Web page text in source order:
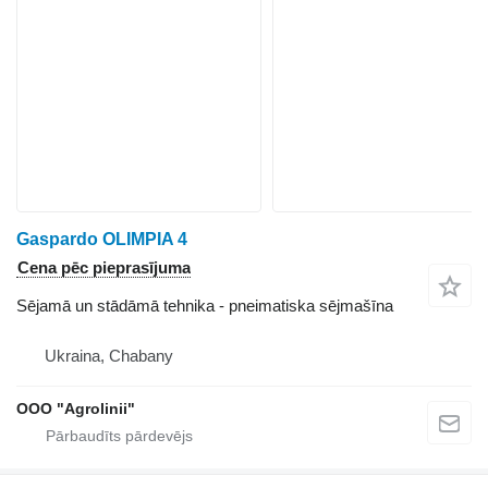
Gaspardo OLIMPIA 4
Cena pēc pieprasījuma
Sējamā un stādāmā tehnika - pneimatiska sējmašīna
Ukraina, Chabany
OOO "Agrolinii"